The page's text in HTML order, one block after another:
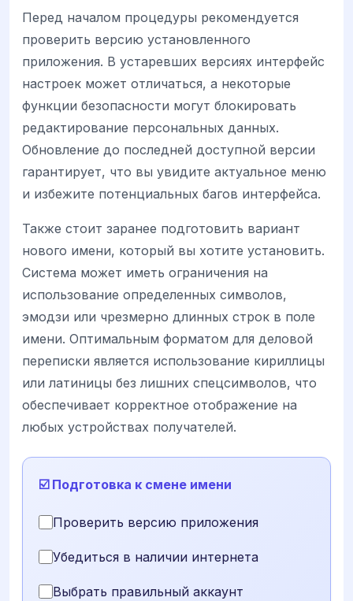
Перед началом процедуры рекомендуется
проверить версию установленного
приложения. В устаревших версиях интерфейс
настроек может отличаться, а некоторые
функции безопасности могут блокировать
редактирование персональных данных.
Обновление до последней доступной версии
гарантирует, что вы увидите актуальное меню
и избежите потенциальных багов интерфейса.
Также стоит заранее подготовить вариант
нового имени, который вы хотите установить.
Система может иметь ограничения на
использование определенных символов,
эмодзи или чрезмерно длинных строк в поле
имени. Оптимальным форматом для деловой
переписки является использование кириллицы
или латиницы без лишних спецсимволов, что
обеспечивает корректное отображение на
любых устройствах получателей.
☑️ Подготовка к смене имени
Проверить версию приложения
Убедиться в наличии интернета
Выбрать правильный аккаунт